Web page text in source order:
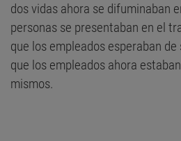
dos vidas ahora se difuminaban
personas se presentaban en el
que los empleados esperaban
que los empleados ahora
mismos.